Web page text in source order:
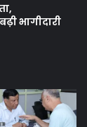
भागीदारी